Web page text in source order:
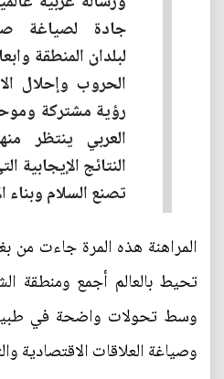
جادة لصياغة
لبلدان المنطقة
الحروب وإحلال
رؤية مشتركة
العربي ينتظر
النتائج الإيجابية
تصنع السلام وبناء
المراهنة هذه المرة جاءت
تحيط بالعالم أجمع
وسط تحولات واضحة في
وصياغة العلاقات الاقتصادية